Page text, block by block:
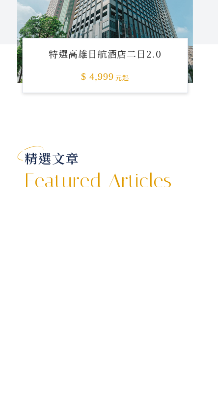
特選高雄日航酒店二日2.0
$ 4,999 元起
精選文章
Featured Articles